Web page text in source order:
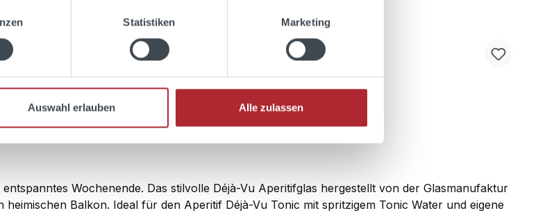
Statistiken Marketing
Auswahl erlauben Alle zulassen
Wochenende. Das stilvolle Déjà-Vu Aperitifglas hergestellt von der Glasmanufaktur
Balkon. Ideal für den Aperitif Déjà-Vu Tonic mit spritzigem Tonic Water und eigene